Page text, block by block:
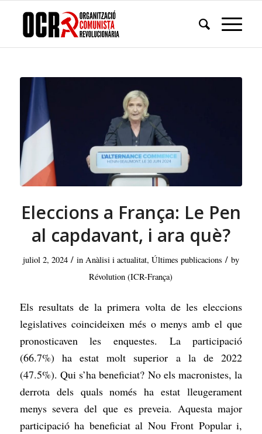
Eleccions a França: Le Pen
al capdavant, i ara què?
juliol 2, 2024 / in Anàlisi i actualitat, Últimes publicacions / by
Révolution (ICR-França)
Els resultats de la primera volta de les eleccions
legislatives coincideixen més o menys amb el que
pronosticaven les enquestes. La participació
(66.7%) ha estat molt superior a la de 2022
(47.5%). Qui s’ha beneficiat? No els macronistes, la
derrota dels quals només ha estat lleugerament
menys severa del que es preveia. Aquesta major
participació ha beneficiat al Nou Front Popular i,